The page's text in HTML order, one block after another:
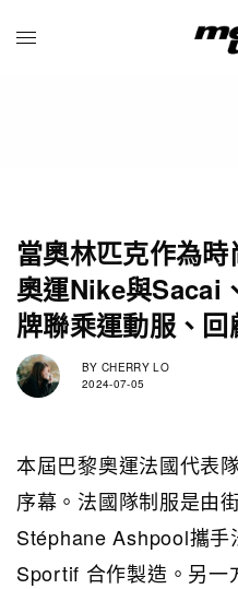
當奧林匹克作為
奧運Nike與Sacai
牌聯乘運動服、
BY CHERRY LO
2024-07-05
本屆巴黎奧運法國代表
序幕。法國隊制服是由
Stéphane Ashpool攜手
Sportif 合作製造。另一